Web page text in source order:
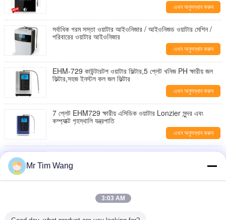
এখন অনুসন্ধান করুন
সর্বাধিক গরম সস্তা ওয়াটার আইওনিজার / আইওনিজড ওয়াটার মেশিন /
পরিবারের ওয়াটার আইওনিজার
এখন অনুসন্ধান করুন
EHM-729 কাউন্টারটপ ওয়াটার ফিল্টার,5 প্লেট খনিজ PH ক্ষারীয় জল
ফিল্টার,সহজ ইনস্টল কল জল ফিল্টার
এখন অনুসন্ধান করুন
7 প্লেট EHM729 ক্ষারীয় এসিডিক ওয়াটার Lonzier সুন্দর এবং
কম্প্যাক্ট গৃহস্থালি যন্ত্রপাতি
এখন অনুসন্ধান করুন
নতুন মাল্টি ফাংশন ক্ষারীয় হাইড্রোজেন ওয়াটার আইওনিজার
গরম করার সিস্টেমের সাথে সুপার ওয়াটার আইওনিজার EHM-929
Mr Tim Wang
3:03 AM